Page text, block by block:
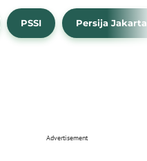
PSSI Persija Jakarta
Advertisement